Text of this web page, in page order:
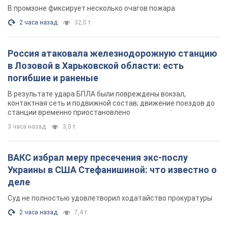
В промзоне фиксирует несколько очагов пожара
2 часа назад 32,0 т.
Россия атаковала железнодорожную станцию
в Лозовой в Харьковской области: есть
погибшие и раненые
В результате удара БПЛА были повреждены вокзал,
контактная сеть и подвижной состав; движение поездов до
станции временно приостановлено
3 часа назад 3,0 т.
ВАКС избрал меру пресечения экс-послу
Украины в США Стефанишиной: что известно о
деле
Суд не полностью удовлетворил ходатайство прокуратуры
2 часа назад 7,4 т.